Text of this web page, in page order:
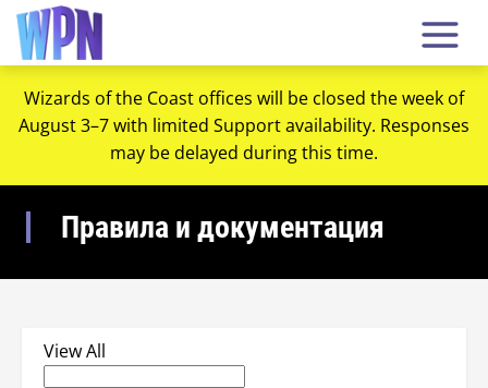
Wizards of the Coast offices will be closed the week of
August 3–7 with limited Support availability. Responses
may be delayed during this time.
Правила и документация
View All